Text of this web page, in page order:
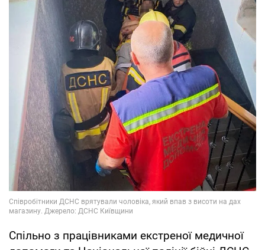
Спільно з працівниками екстреної медичної